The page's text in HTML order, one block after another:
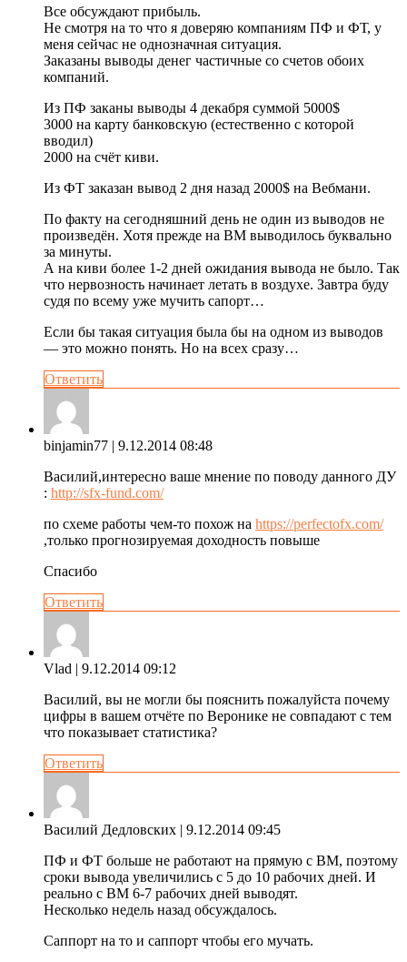
Все обсуждают прибыль.
Не смотря на то что я доверяю компаниям ПФ и ФТ, у
меня сейчас не однозначная ситуация.
Заказаны выводы денег частичные со счетов обоих
компаний.
Из ПФ заканы выводы 4 декабря суммой 5000$
3000 на карту банковскую (естественно с которой
вводил)
2000 на счёт киви.
Из ФТ заказан вывод 2 дня назад 2000$ на Вебмани.
По факту на сегодняшний день не один из выводов не
произведён. Хотя прежде на ВМ выводилось буквально
за минуты.
А на киви более 1-2 дней ожидания вывода не было. Так
что нервозность начинает летать в воздухе. Завтра буду
судя по всему уже мучить сапорт…
Если бы такая ситуация была бы на одном из выводов
— это можно понять. Но на всех сразу…
Ответить
binjamin77 | 9.12.2014 08:48
Василий,интересно ваше мнение по поводу данного ДУ
: http://sfx-fund.com/
по схеме работы чем-то похож на https://perfectofx.com/
,только прогнозируемая доходность повыше
Спасибо
Ответить
Vlad | 9.12.2014 09:12
Василий, вы не могли бы пояснить пожалуйста почему
цифры в вашем отчёте по Веронике не совпадают с тем
что показывает статистика?
Ответить
Василий Дедловских | 9.12.2014 09:45
ПФ и ФТ больше не работают на прямую с ВМ, поэтому
сроки вывода увеличились с 5 до 10 рабочих дней. И
реально с ВМ 6-7 рабочих дней выводят.
Несколько недель назад обсуждалось.
Саппорт на то и саппорт чтобы его мучать.